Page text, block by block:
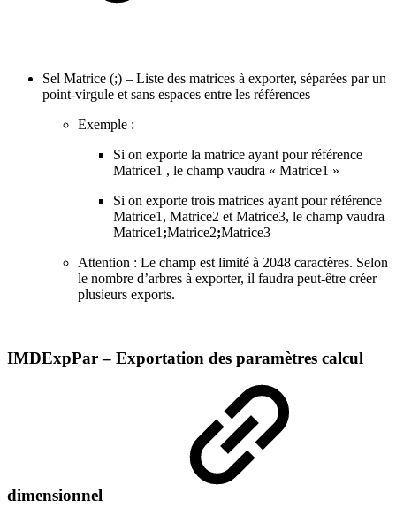
Sel Matrice (;) – Liste des matrices à exporter, séparées par un
point-virgule et sans espaces entre les références
Exemple :
Si on exporte la matrice ayant pour référence
Matrice1 , le champ vaudra « Matrice1 »
Si on exporte trois matrices ayant pour référence
Matrice1, Matrice2 et Matrice3, le champ vaudra
Matrice1 ;Matrice2;Matrice3
Attention : Le champ est limité à 2048 caractères. Selon
le nombre d’arbres à exporter, il faudra peut-être créer
plusieurs exports.
IMDExpPar – Exportation des paramètres calcul
dimensionnel